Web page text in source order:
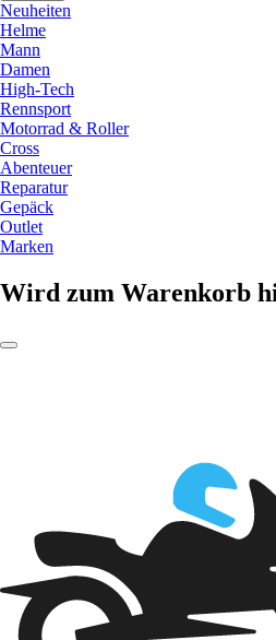
Neuheiten
Helme
Mann
Damen
High-Tech
Rennsport
Motorrad & Roller
Cross
Abenteuer
Reparatur
Gepäck
Outlet
Marken
Wird zum Warenkorb